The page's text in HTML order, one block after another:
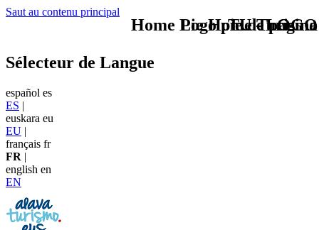
Saut au contenu principal
TU - LOGO
Sélecteur de Langue
español es
ES |
euskara eu
EU |
français fr
FR |
english en
EN
Home Logo pie de página
Pie Home Turismo